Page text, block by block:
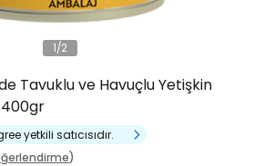
1/2
Tavuklu ve Havuçlu Yetişkin
yetkili satıcısıdır.